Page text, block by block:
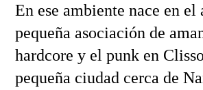
En ese ambiente nace en el
pequeña asociación de
hardcore y el punk en
pequeña ciudad cerca de